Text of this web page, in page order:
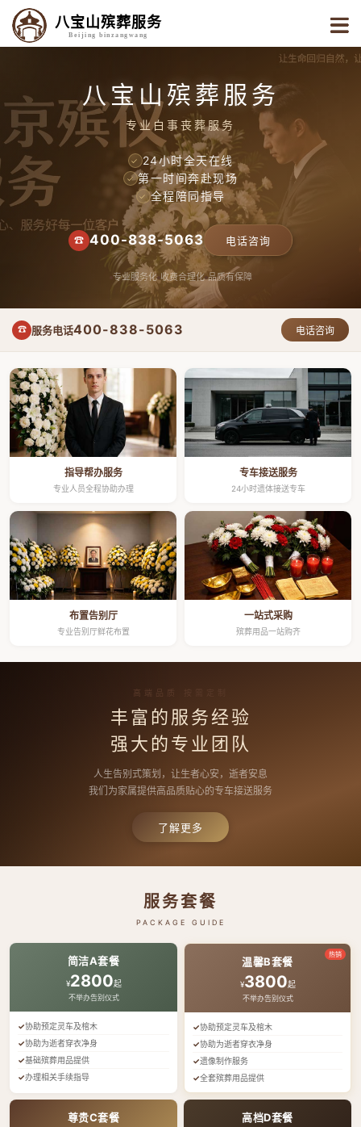
八宝山殡葬服务
Beijing binzangwang
八宝山殡葬服务
专业白事丧葬服务
✓ 24小时全天在线
✓ 第一时间奔赴现场
✓ 全程陪同指导
☎ 400-838-5063 电话咨询
专业服务化 收费合理化 品质有保障
☎ 服务电话400-838-5063 电话咨询
指导帮办服务
专业人员全程协助办理
专车接送服务
24小时遗体接送专车
布置告别厅
专业告别厅鲜花布置
一站式采购
殡葬用品一站购齐
高端品质 按需定制
丰富的服务经验
强大的专业团队
人生告别式策划，让生者心安，逝者安息
我们为家属提供高品质贴心的专车接送服务
了解更多
服务套餐
PACKAGE GUIDE
简洁A套餐
¥2800起
不举办告别仪式
协助预定灵车及棺木
协助为逝者穿衣净身
基础殡葬用品提供
办理相关手续指导
热销
温馨B套餐
¥3800起
不举办告别仪式
协助预定灵车及棺木
协助为逝者穿衣净身
遗像制作服务
全套殡葬用品提供
尊贵C套餐 高档D套餐